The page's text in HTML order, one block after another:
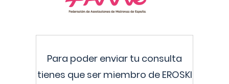
Para poder enviar tu consulta
tienes que ser miembro de EROSKI